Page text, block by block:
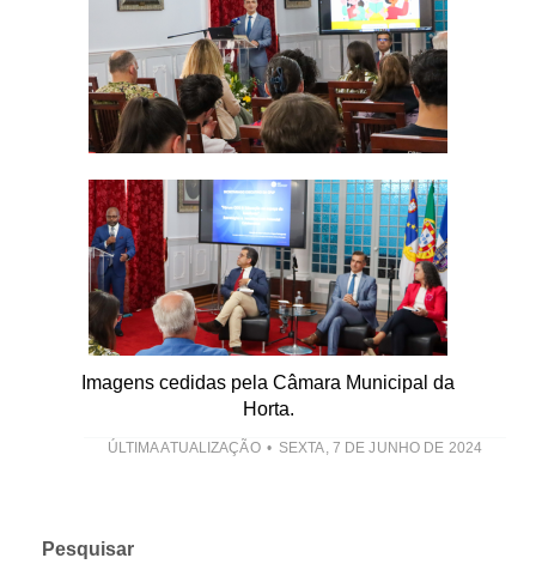
Imagens cedidas pela Câmara Municipal da
Horta.
ÚLTIMA ATUALIZAÇÃO SEXTA, 7 DE JUNHO DE 2024
Pesquisar